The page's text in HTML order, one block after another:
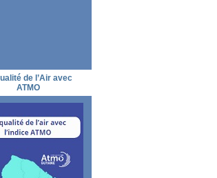
de l’Air avec
ATMO